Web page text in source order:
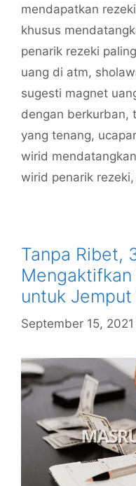
mendapatkan
khusus
penarik rezeki
uang di atm,
sugesti magnet
dengan berkurban,
yang tenang,
wirid
wirid penarik rezeki,
Tanpa Ribet,
untuk Jemput
September 15, 2021